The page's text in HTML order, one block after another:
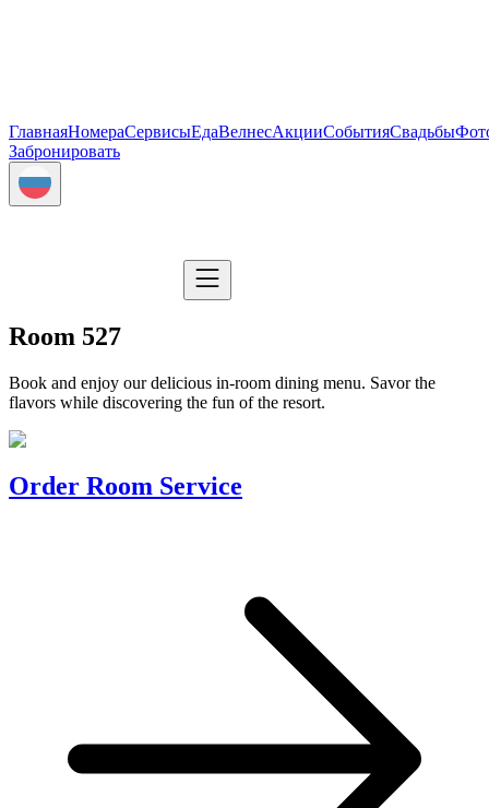
ГлавнаяНомераСервисыЕдаВелнесАкцииСобытияСвадьбы
Забронировать
Room 527
Book and enjoy our delicious in-room dining menu. Savor the
flavors while discovering the fun of the resort.
Order Room Service